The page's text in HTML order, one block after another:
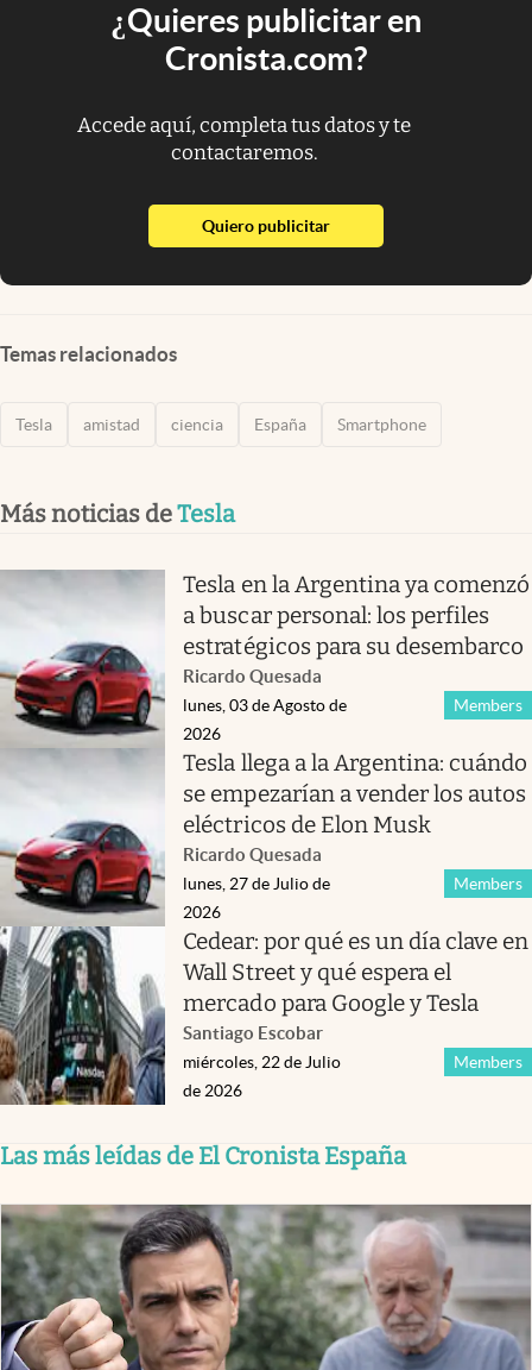
¿Quieres publicitar en
Cronista.com?
Accede aquí, completa tus datos y te
contactaremos.
Quiero publicitarabre en nueva pestaña
Temas relacionados
Tesla amistad ciencia España Smartphone
Más noticias deTesla
Tesla en la Argentina ya comenzó
a buscar personal: los perfiles
estratégicos para su desembarco
Ricardo Quesada
Members
lunes, 03 de Agosto de
2026
Tesla llega a la Argentina: cuándo
se empezarían a vender los autos
eléctricos de Elon Musk
Ricardo Quesada
Members
lunes, 27 de Julio de
2026
Cedear: por qué es un día clave en
Wall Street y qué espera el
mercado para Google y Tesla
Santiago Escobar
Members
miércoles, 22 de Julio
de 2026
Las más leídas de El Cronista España